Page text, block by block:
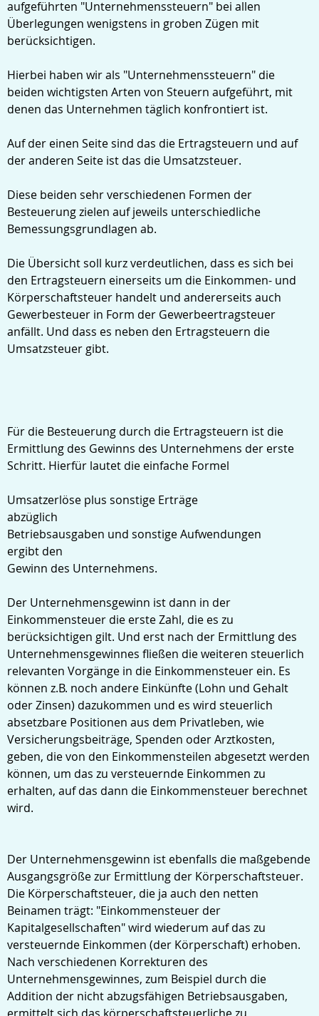
aufgeführten "Unternehmenssteuern" bei allen
Überlegungen wenigstens in groben Zügen mit
berücksichtigen.
Hierbei haben wir als "Unternehmenssteuern" die
beiden wichtigsten Arten von Steuern aufgeführt, mit
denen das Unternehmen täglich konfrontiert ist.
Auf der einen Seite sind das die Ertragsteuern und auf
der anderen Seite ist das die Umsatzsteuer.
Diese beiden sehr verschiedenen Formen der
Besteuerung zielen auf jeweils unterschiedliche
Bemessungsgrundlagen ab.
Die Übersicht soll kurz verdeutlichen, dass es sich bei
den Ertragsteuern einerseits um die Einkommen- und
Körperschaftsteuer handelt und andererseits auch
Gewerbesteuer in Form der Gewerbeertragsteuer
anfällt. Und dass es neben den Ertragsteuern die
Umsatzsteuer gibt.
Für die Besteuerung durch die Ertragsteuern ist die
Ermittlung des Gewinns des Unternehmens der erste
Schritt. Hierfür lautet die einfache Formel
Umsatzerlöse plus sonstige Erträge
abzüglich
Betriebsausgaben und sonstige Aufwendungen
ergibt den
Gewinn des Unternehmens.
Der Unternehmensgewinn ist dann in der
Einkommensteuer die erste Zahl, die es zu
berücksichtigen gilt. Und erst nach der Ermittlung des
Unternehmensgewinnes fließen die weiteren steuerlich
relevanten Vorgänge in die Einkommensteuer ein. Es
können z.B. noch andere Einkünfte (Lohn und Gehalt
oder Zinsen) dazukommen und es wird steuerlich
absetzbare Positionen aus dem Privatleben, wie
Versicherungsbeiträge, Spenden oder Arztkosten,
geben, die von den Einkommensteilen abgesetzt werden
können, um das zu versteuernde Einkommen zu
erhalten, auf das dann die Einkommensteuer berechnet
wird.
Der Unternehmensgewinn ist ebenfalls die maßgebende
Ausgangsgröße zur Ermittlung der Körperschaftsteuer.
Die Körperschaftsteuer, die ja auch den netten
Beinamen trägt: "Einkommensteuer der
Kapitalgesellschaften" wird wiederum auf das zu
versteuernde Einkommen (der Körperschaft) erhoben.
Nach verschiedenen Korrekturen des
Unternehmensgewinnes, zum Beispiel durch die
Addition der nicht abzugsfähigen Betriebsausgaben,
Suche